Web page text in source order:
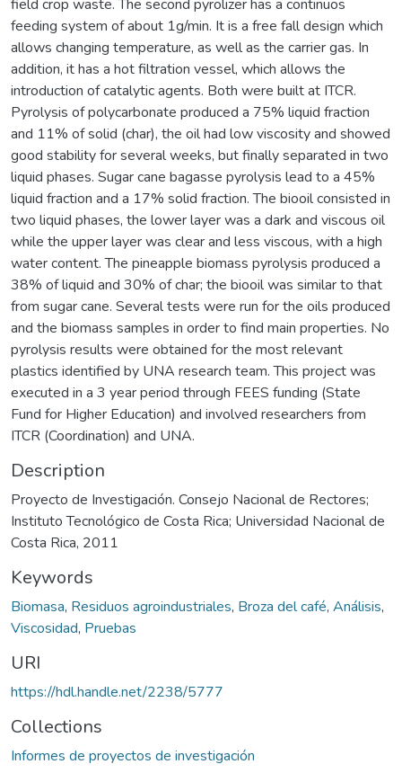
field crop waste. The second pyrolizer has a continuos
feeding system of about 1g/min. It is a free fall design which
allows changing temperature, as well as the carrier gas. In
addition, it has a hot filtration vessel, which allows the
introduction of catalytic agents. Both were built at ITCR.
Pyrolysis of polycarbonate produced a 75% liquid fraction
and 11% of solid (char), the oil had low viscosity and showed
good stability for several weeks, but finally separated in two
liquid phases. Sugar cane bagasse pyrolysis lead to a 45%
liquid fraction and a 17% solid fraction. The biooil consisted in
two liquid phases, the lower layer was a dark and viscous oil
while the upper layer was clear and less viscous, with a high
water content. The pineapple biomass pyrolysis produced a
38% of liquid and 30% of char; the biooil was similar to that
from sugar cane. Several tests were run for the oils produced
and the biomass samples in order to find main properties. No
pyrolysis results were obtained for the most relevant
plastics identified by UNA research team. This project was
executed in a 3 year period through FEES funding (State
Fund for Higher Education) and involved researchers from
ITCR (Coordination) and UNA.
Description
Proyecto de Investigación. Consejo Nacional de Rectores;
Instituto Tecnológico de Costa Rica; Universidad Nacional de
Costa Rica, 2011
Keywords
Biomasa, Residuos agroindustriales, Broza del café, Análisis,
Viscosidad, Pruebas
URI
https://hdl.handle.net/2238/5777
Collections
Informes de proyectos de investigación